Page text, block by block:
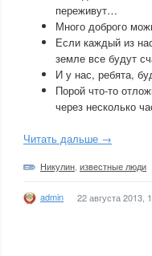
переживут…
Много доброго
Если каждый из
земле все будут
И у нас, ребята,
Порой что-то
через несколько
Читать дальше →
Никулин, известные люди
admin 22 августа 2013,